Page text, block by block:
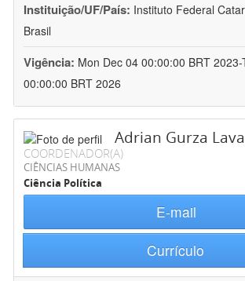
Instituição/UF/País: Instituto Federal
Brasil
Vigência: Mon Dec 04 00:00:00 BRT 2023-
00:00:00 BRT 2026
Adrian Gurza
COORDENADOR(A)
CIÊNCIAS HUMANAS
Ciência Política
E-mail
Currículo